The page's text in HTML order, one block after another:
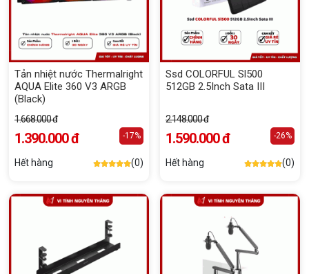
Tản nhiệt nước Thermalright
AQUA Elite 360 V3 ARGB
(Black)
1.668.000 đ
1.390.000 đ -17%
Hết hàng (0)
Ssd COLORFUL Sl500
512GB 2.5Inch Sata III
2.148.000 đ
1.590.000 đ -26%
Hết hàng (0)